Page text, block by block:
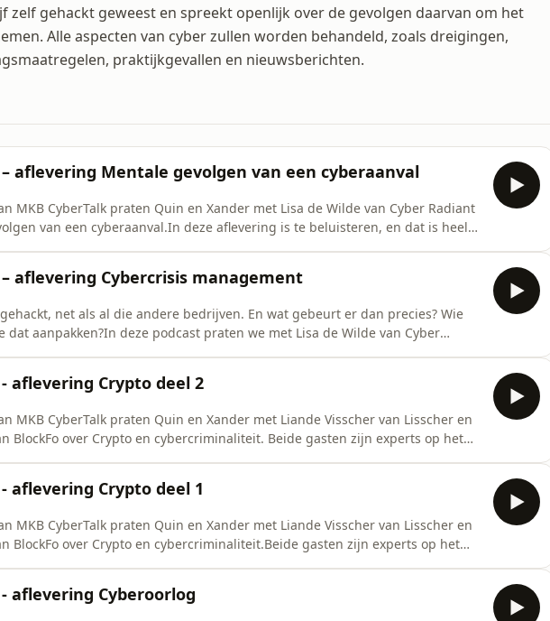
zelf gehackt geweest en spreekt openlijk over de gevolgen daarvan om het
Alle aspecten van cyber zullen worden behandeld, zoals dreigingen,
praktijkgevallen en nieuwsberichten.
aflevering Mentale gevolgen van een cyberaanval
MKB CyberTalk praten Quin en Xander met Lisa de Wilde van Cyber Radiant
van een cyberaanval.In deze aflevering is te beluisteren, en dat is heel
aflevering Cybercrisis management
net als al die andere bedrijven. En wat gebeurt er dan precies? Wie
dat aanpakken?In deze podcast praten we met Lisa de Wilde van Cyber
aflevering Crypto deel 2
MKB CyberTalk praten Quin en Xander met Liande Visscher van Lisscher en
BlockFo over Crypto en cybercriminaliteit. Beide gasten zijn experts op het
aflevering Crypto deel 1
MKB CyberTalk praten Quin en Xander met Liande Visscher van Lisscher en
BlockFo over Crypto en cybercriminaliteit.Beide gasten zijn experts op het
aflevering Cyberoorlog